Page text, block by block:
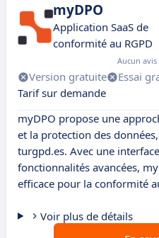
myDPO
Application SaaS de
conformité au RGPD
Aucun
Version gratuite Essai
Tarif sur demande
myDPO propose une
et la protection des
turgpd.es. Avec une
fonctionnalités avancées,
efficace pour la conformité
Voir plus de détails